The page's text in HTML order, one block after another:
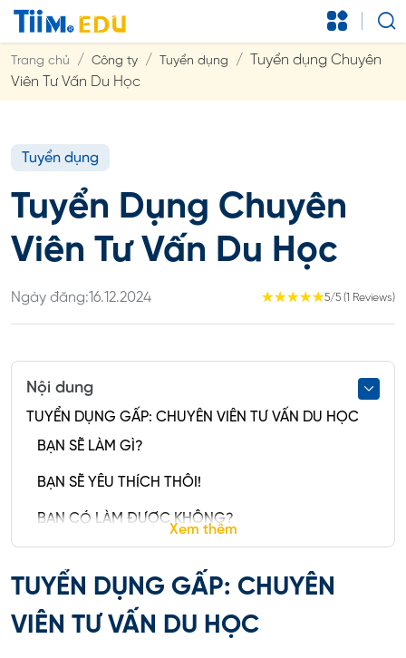
Trang chủ Công ty Tuyển dụng
Tuyển dụng Chuyên
Viên Tư Vấn Du Học
Tuyển dụng
Tuyển Dụng Chuyên
Viên Tư Vấn Du Học
Ngày đăng:16.12.2024 ☆
☆
☆
☆
☆ 5/5 (1 Reviews)
Nội dung
TUYỂN DỤNG GẤP: CHUYÊN VIÊN TƯ VẤN DU HỌC
BẠN SẼ LÀM GÌ?
BẠN SẼ YÊU THÍCH THÔI!
BẠN CÓ LÀM ĐƯỢC KHÔNG?
Xem thêm
TUYỂN DỤNG GẤP: CHUYÊN
VIÊN TƯ VẤN DU HỌC